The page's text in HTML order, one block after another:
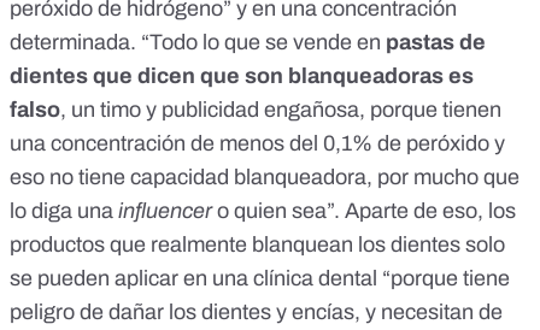
peróxido de hidrógeno” y en una concentración
determinada. “Todo lo que se vende en pastas de
dientes que dicen que son blanqueadoras es
falso, un timo y publicidad engañosa, porque tienen
una concentración de menos del 0,1% de peróxido y
eso no tiene capacidad blanqueadora, por mucho que
lo diga una influencero quien sea”. Aparte de eso, los
productos que realmente blanquean los dientes solo
se pueden aplicar en una clínica dental “porque tiene
peligro de dañar los dientes y encías, y necesitan de